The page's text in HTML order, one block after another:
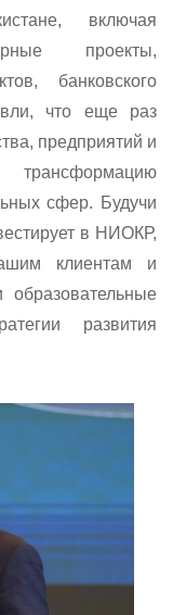
включая
проекты,
банковского
что еще раз
предприятий и
сфер. Будучи
в НИОКР,
клиентам и
развития